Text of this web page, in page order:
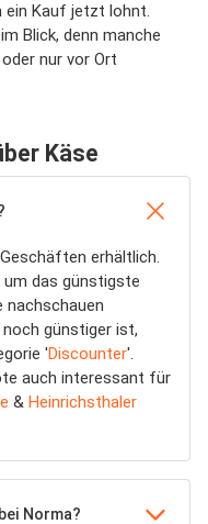
ein Kauf jetzt lohnt.
Blick, denn manche
nur vor Ort
Käse
erhältlich.
um das günstigste
nachschauen
günstiger ist,
'Discounter'.
auch interessant für
& Heinrichsthaler
Norma?